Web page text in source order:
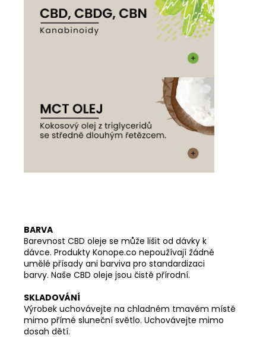
BARVA
Barevnost CBD oleje se může lišit od dávky k
dávce. Produkty Konope.co nepoužívají žádné
umělé přísady ani barviva pro standardizaci
barvy. Naše CBD oleje jsou čistě přírodní.
SKLADOVÁNÍ
Výrobek uchovávejte na chladném tmavém místě
mimo přímé sluneční světlo. Uchovávejte mimo
dosah dětí.